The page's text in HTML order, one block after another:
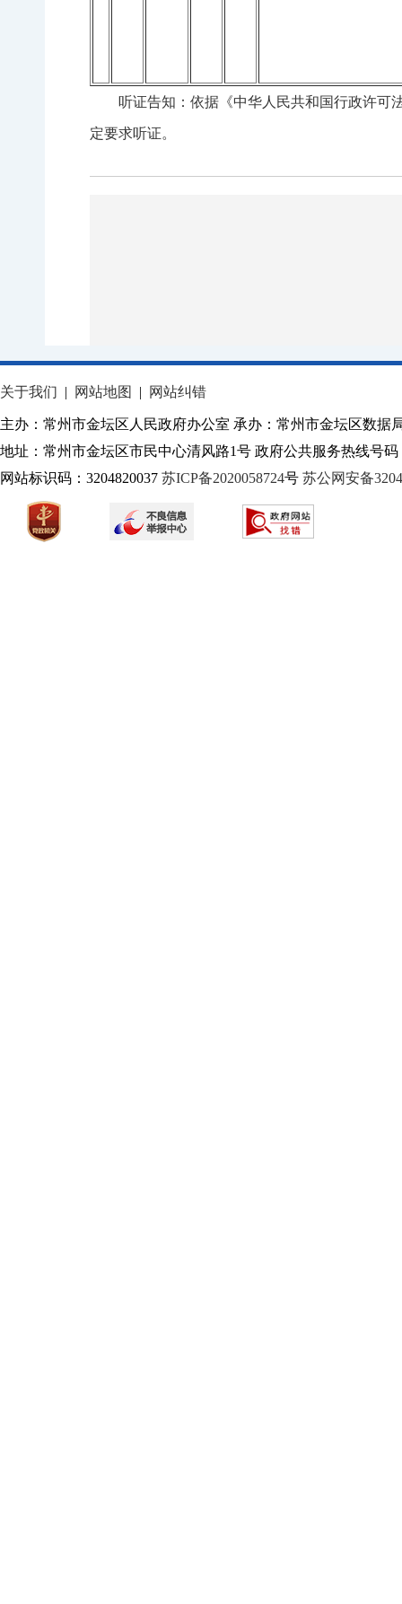
听证告知：依据《中华人民共和国行政许可
定要求听证。
关于我们 | 网站地图 | 网站纠错
主办：常州市金坛区人民政府办公室 承办：常州市金坛区数据
地址：常州市金坛区市民中心清风路1号 政府公共服务热线号码
网站标识码：3204820037 苏ICP备2020058724号 苏公网安备